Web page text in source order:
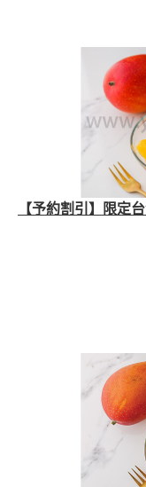
【予約割引】限定